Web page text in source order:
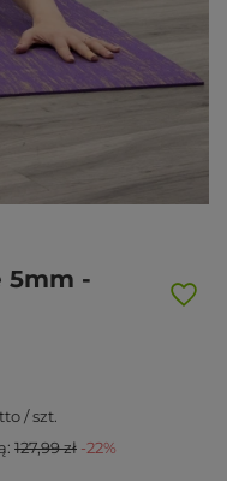
5mm -
/szt.
127,99 zł -22%